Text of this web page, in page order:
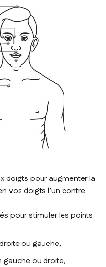
doigts pour augmenter la
vos doigts l’un contre
pour stimuler les points
ou gauche,
gauche ou droite,